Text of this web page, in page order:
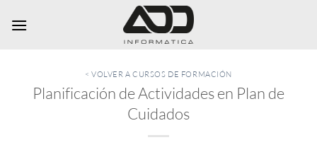
< VOLVER A CURSOS DE FORMACIÓN
Planificación de Actividades en Plan de
Cuidados